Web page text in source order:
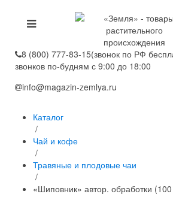
8 (800) 777-83-15(звонок по РФ
звонков по-будням с 9:00 до 18:00
info@magazin-zemlya.ru
Каталог
/
Чай и кофе
/
Травяные и плодовые чаи
/
«Шиповник» автор. обработки